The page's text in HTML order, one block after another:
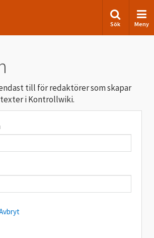
Sök Meny
till för redaktörer som skapar
i Kontrollwiki.